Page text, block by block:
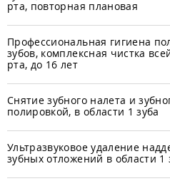
рта, повторная плановая
Профессиональная гигиена
зубов, комплексная чистка
рта, до 16 лет
Снятие зубного налета и
полировкой, в области 1 зуба
Ультразвуковое удаление
зубных отложений в области 1